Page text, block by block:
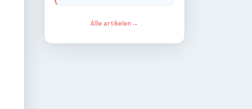
Alle artikelen